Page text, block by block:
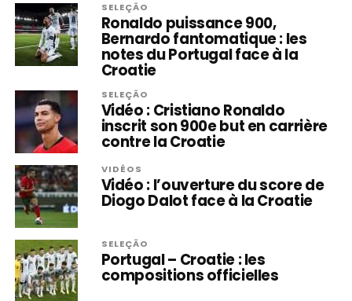
SELEÇÃO
Ronaldo puissance 900,
Bernardo fantomatique : les
notes du Portugal face à la
Croatie
SELEÇÃO
Vidéo : Cristiano Ronaldo
inscrit son 900e but en carrière
contre la Croatie
VIDÉOS
Vidéo : l’ouverture du score de
Diogo Dalot face à la Croatie
SELEÇÃO
Portugal – Croatie : les
compositions officielles